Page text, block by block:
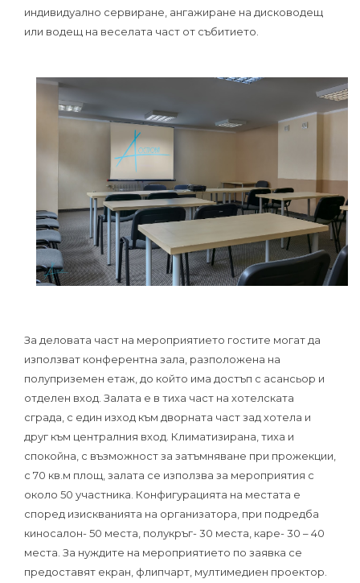
индивидуално сервиране, ангажиране на дисководещ
или водещ на веселата част от събитието.
За деловата част на мероприятието гостите могат да
използват конферентна зала, разположена на
полуприземен етаж, до който има достъп с асансьор и
отделен вход. Залата е в тиха част на хотелската
сграда, с един изход към дворната част зад хотела и
друг към централния вход. Климатизирана, тиха и
спокойна, с възможност за затъмняване при прожекции,
с 70 кв.м площ, залата се използва за мероприятия с
около 50 участника. Конфигурацията на местата е
според изискванията на организатора, при подредба
киносалон- 50 места, полукръг- 30 места, каре- 30 – 40
места. За нуждите на мероприятието по заявка се
предоставят екран, флипчарт, мултимедиен проектор.